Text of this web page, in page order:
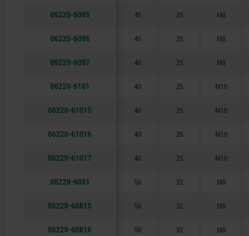
06220-6085 40 25 M8
06220-6086 40 25 M8
06220-6087 40 25 M8
06220-6101 40 25 M10
06220-61015 40 25 M10
06220-61016 40 25 M10
06220-61017 40 25 M10
06220-6081 50 32 M8
06220-60815 50 32 M8
06220-60816 50 32 M8